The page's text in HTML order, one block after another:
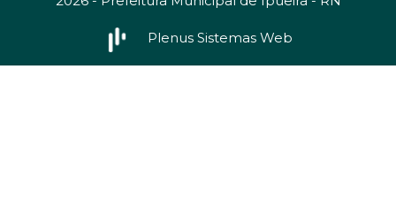
Plenus Sistemas Web